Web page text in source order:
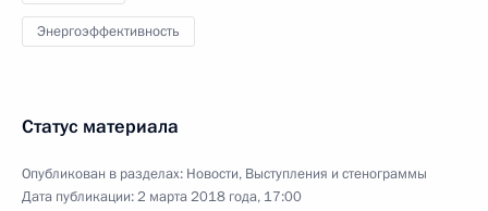
Энергоэффективность
Статус материала
Опубликован в разделах: Новости, Выступления и стенограммы
Дата публикации:2 марта 2018 года, 17:00